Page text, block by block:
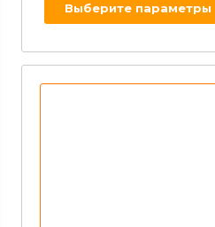
Выберите параметры